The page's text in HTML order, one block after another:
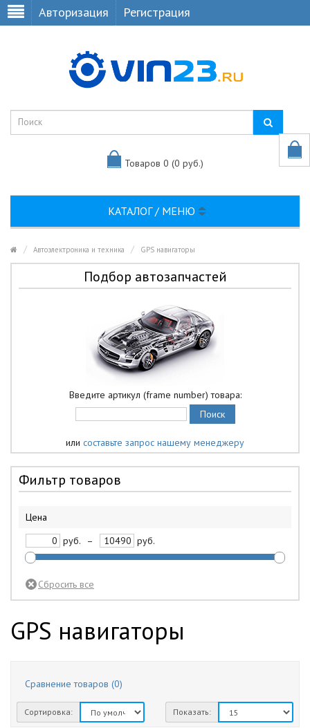
Авторизация Регистрация
Товаров 0 (0 руб.)
КАТАЛОГ / МЕНЮ
Автоэлектроника и техника GPS навигаторы
Подбор автозапчастей
Введите артикул (frame number) товара:
или составьте запрос нашему менеджеру
Фильтр товаров
Цена
руб.
– руб.
GPS навигаторы
Сравнение товаров (0)
Сортировка: Показать: